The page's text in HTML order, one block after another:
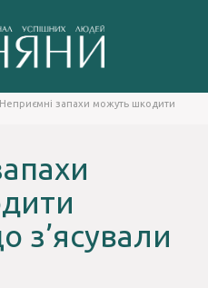
Неприємні запахи можуть шкодити
з’ясували